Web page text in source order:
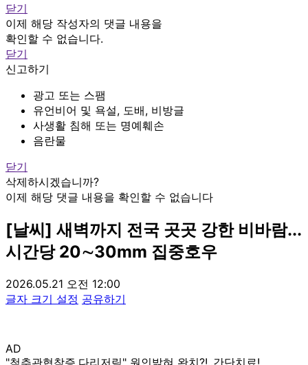
닫기
이제 해당 작성자의 댓글 내용을
확인할 수 없습니다.
닫기
신고하기
광고 또는 스팸
유언비어 및 욕설, 도배, 비방글
사생활 침해 또는 명예훼손
음란물
닫기
삭제하시겠습니까?
이제 해당 댓글 내용을 확인할 수 없습니다
[날씨] 새벽까지 전국 곳곳 강한 비바람...
시간당 20∼30mm 집중호우
2026.05.21 오전 12:00
글자 크기 설정 공유하기
AD